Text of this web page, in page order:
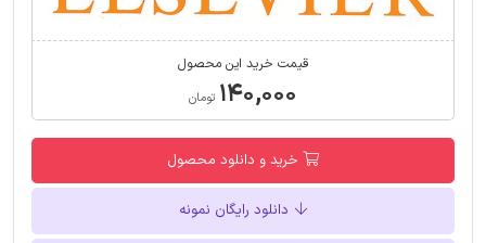
قیمت خرید این محصول
۱۴۰,۰۰۰ تومان
خرید و دانلود محصول
دانلود رایگان نمونه